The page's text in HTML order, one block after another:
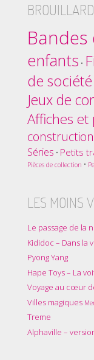
Bandes
enfants •
de société
Jeux de
Affiches et
Séries • Petits
Pièces de collection •
LES MOINS
Le passage de la
Kididoc – Dans la
Pyong Yang
Hape Toys – La
Voyage au cœur
Villes magiques
Treme
Alphaville –